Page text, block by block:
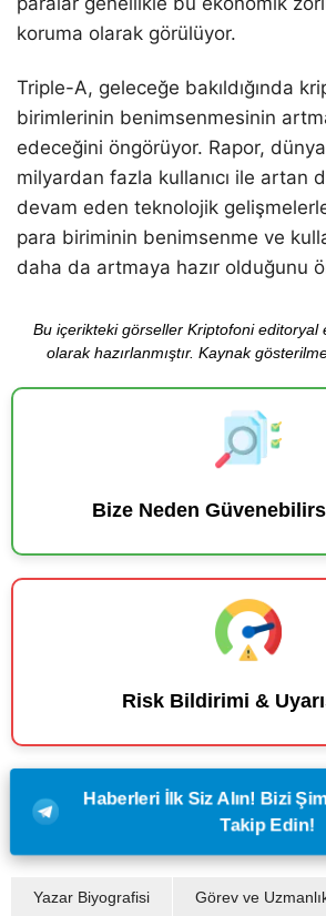
koruma olarak görülüyor.
Triple-A, geleceğe bakıldığında
birimlerinin benimsenmesinin
edeceğini öngörüyor. Rapor, dünya
milyardan fazla kullanıcı ile artan
devam eden teknolojik
para biriminin benimsenme ve
daha da artmaya hazır olduğunu
Bu içerikteki görseller Kriptofoni editoryal
olarak hazırlanmıştır. Kaynak
Bize Neden
Risk Bildirimi &
Haberleri İlk Siz Alın! Bizi
Takip Edin!
Yazar Biyografisi Görev ve